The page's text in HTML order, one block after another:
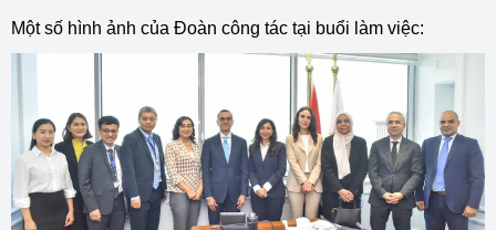
Một số hình ảnh của Đoàn công tác tại buổi làm việc: